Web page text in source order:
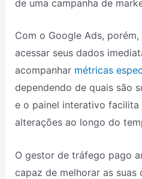
de uma campanha de
Com o Google Ads,
acessar seus dados
acompanhar métricas
dependendo de quais são
e o painel interativo facilita
alterações ao longo do
O gestor de tráfego pago
capaz de melhorar as suas